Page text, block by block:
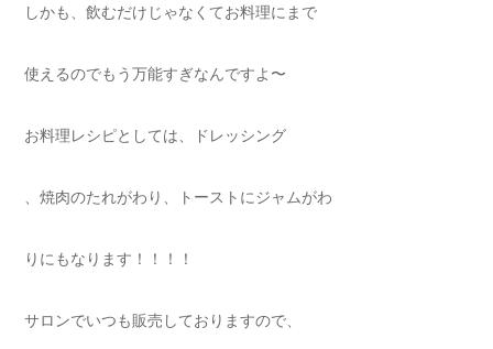
しかも、飲むだけじゃなくてお料理にまで
使えるのでもう万能すぎなんですよ〜
お料理レシピとしては、ドレッシング
、焼肉のたれがわり、トーストにジャムがわ
りにもなります！！！！
サロンでいつも販売しておりますので、